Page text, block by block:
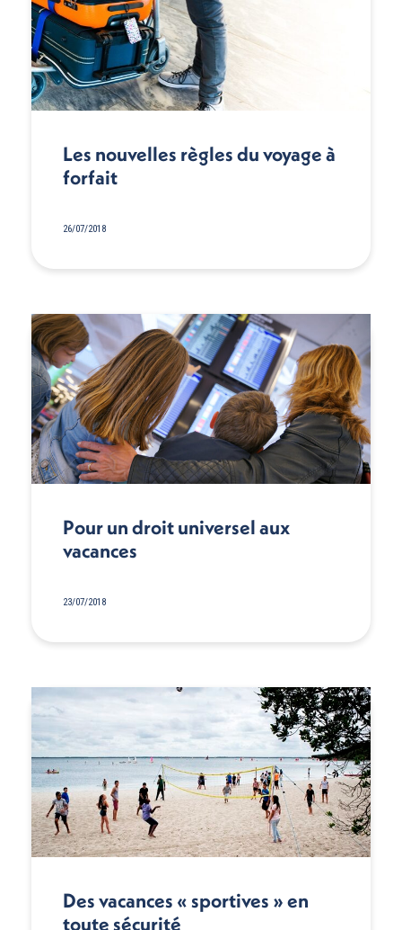
Les nouvelles règles du voyage à
forfait
26/07/2018
Pour un droit universel aux
vacances
23/07/2018
Des vacances « sportives » en
toute sécurité